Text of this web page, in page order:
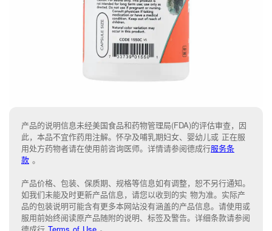
产品的说明信息未经美国食品和药物管理局(FDA)的评估审查，因
此，本品不宜作药用注解。怀孕及哺乳期妇女、婴幼儿或 正在服
用处方药物者请在使用前咨询医师。详情请参阅德成行服务条
款 。
产品价格、包装、保质期、规格等信息如有调整，恕不另行通知。
如我们未能及时更新产品信息， 请您以收到的实 物为准。 实际产
品的包装说明可能含有更多本网站没有涵盖的产品信息。请使用或
服用前始终阅读原产品随附的说明、 标签及警告。 详细条款请参阅